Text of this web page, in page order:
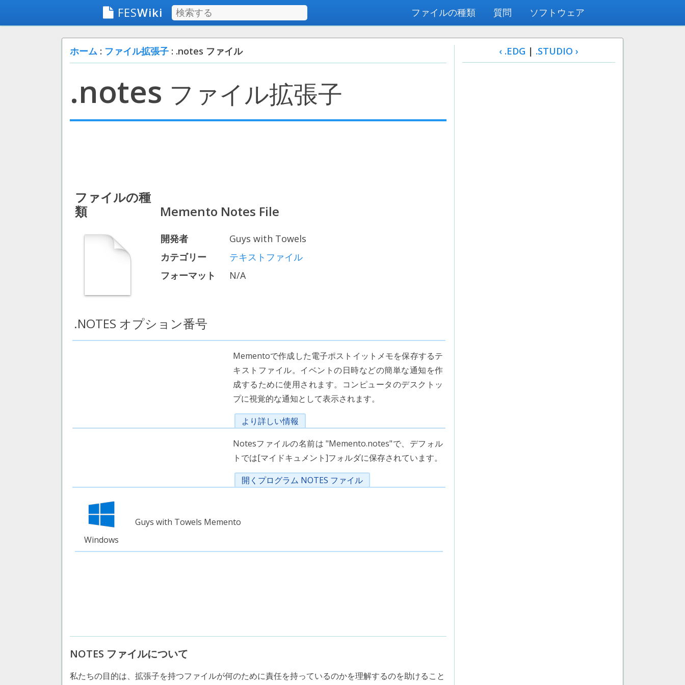
FESWiki ファイルの種類 質問 ソフトウェア
ホーム : ファイル拡張子 : .notes ファイル
.notes ファイル拡張子
ファイルの種
類
Memento Notes File
開発者
Guys with Towels
カテゴリー
テキストファイル
フォーマット
N/A
.NOTES オプション番号
Mementoで作成した電子ポストイットメモを保存するテ
キストファイル。イベントの日時などの簡単な通知を作
成するために使用されます。コンピュータのデスクトッ
プに視覚的な通知として表示されます。
より詳しい情報
Notesファイルの名前は "Memento.notes"で、デフォル
トでは[マイドキュメント]フォルダに保存されています。
開くプログラム NOTES ファイル
Windows
Guys with Towels Memento
NOTES ファイルについて
私たちの目的は、拡張子を持つファイルが何のために責任を持っているのかを理解するのを助けること
‹ .EDG | .STUDIO ›